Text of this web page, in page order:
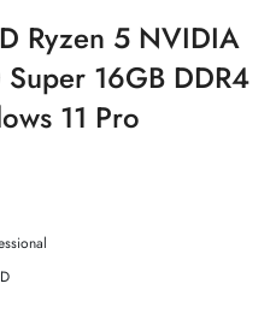
Ryzen 5 NVIDIA
16GB DDR4
11 Pro